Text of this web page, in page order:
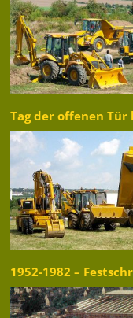
Tag der offenen Tür
1952-1982 –